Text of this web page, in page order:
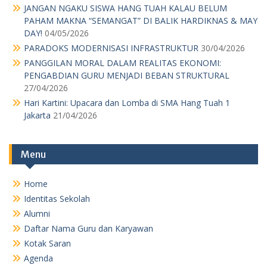
JANGAN NGAKU SISWA HANG TUAH KALAU BELUM
PAHAM MAKNA “SEMANGAT” DI BALIK HARDIKNAS & MAY
DAY! 04/05/2026
PARADOKS MODERNISASI INFRASTRUKTUR 30/04/2026
PANGGILAN MORAL DALAM REALITAS EKONOMI:
PENGABDIAN GURU MENJADI BEBAN STRUKTURAL
27/04/2026
Hari Kartini: Upacara dan Lomba di SMA Hang Tuah 1
Jakarta 21/04/2026
Menu
Home
Identitas Sekolah
Alumni
Daftar Nama Guru dan Karyawan
Kotak Saran
Agenda